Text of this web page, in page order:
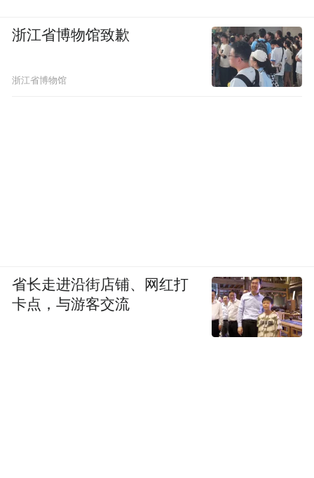
浙江省博物馆致歉
浙江省博物馆
省长走进沿街店铺、网红打
卡点，与游客交流